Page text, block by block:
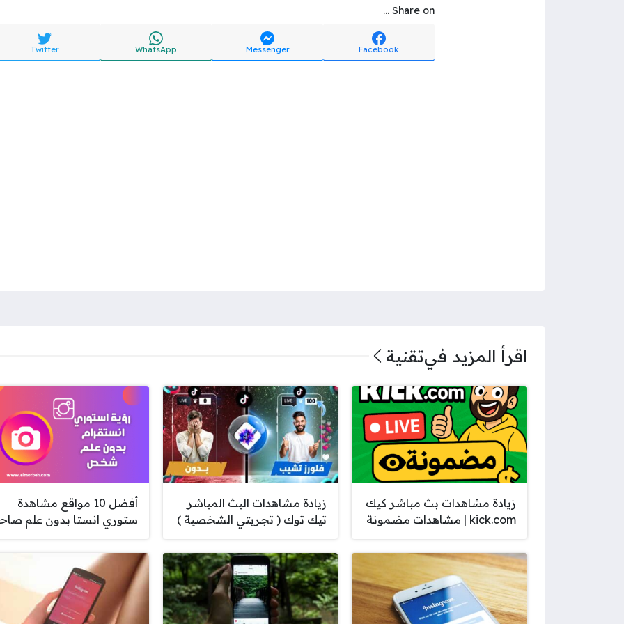
Share on ...
Facebook
Messenger
WhatsApp
Twitter
اقرأ المزيد فيتقنية
زيادة مشاهدات بث مباشر كيك
kick.com | مشاهدات مضمونة
زيادة مشاهدات البث المباشر
تيك توك ( تجربتي الشخصية )
أفضل 10 مواقع مشاهدة
ستوري انستا بدون علم